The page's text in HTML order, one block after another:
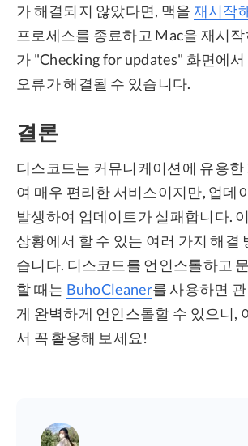
가 해결되지 않았다면, 맥을 재시작
프로세스를 종료하고 Mac을 재시
가 "Checking for updates" 화면에
오류가 해결될 수 있습니다.
결론
디스코드는 커뮤니케이션에 유용한
여 매우 편리한 서비스이지만, 업데
발생하여 업데이트가 실패합니다.
상황에서 할 수 있는 여러 가지 해결
습니다. 디스코드를 언인스톨하고
할 때는 BuhoCleaner를 사용하면
게 완벽하게 언인스톨할 수 있으니,
서 꼭 활용해 보세요!